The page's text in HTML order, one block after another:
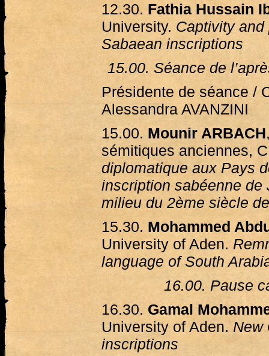
12.30.Fathia Hussain
University. Captivity
Sabaean inscriptions
15.00. Séance de
Présidente de séance /
Alessandra AVANZINI
15.00. Mounir ARBACH
sémitiques anciennes,
diplomatique aux Pays
inscription sabéenne de
milieu du 2ème siècle
15.30. Mohammed
University of Aden.
language of South
16.00. Pause
16.30. Gamal
University of Aden. New
inscriptions